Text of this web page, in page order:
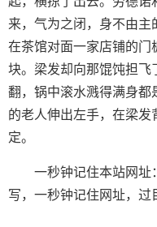
来，气为之闭，身不由
在茶馆对面一家店铺的门
块。梁发却向那馄饨担飞
翻，锅中滚水溅得满身都
的老人伸出左手，在梁
定。
一秒钟记住本站网址：
写，一秒钟记住网址，过